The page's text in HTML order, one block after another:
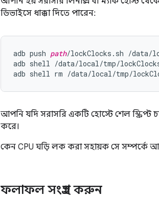
ডিভাইসে ধাক্কা দিতে পারেন:
adb push path/lockClocks.sh /data/
adb shell /data/local/tmp/
আপনি যদি সরাসরি একটি হোস্টে শেল স্ক্রিপ্ট
করে।
কেন CPU ঘড়ি লক করা সহায়ক সে সম্পর্কে
ফলাফল সংগ্রহ করুন